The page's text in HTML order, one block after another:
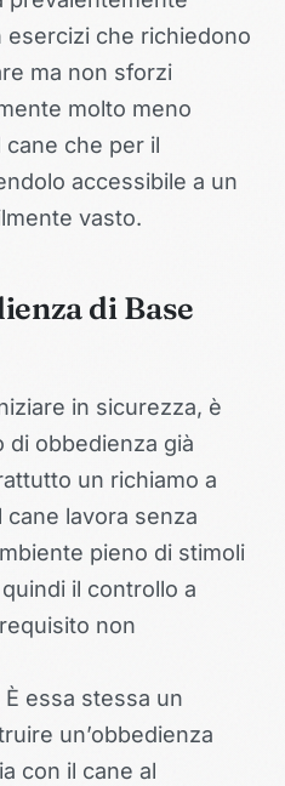
esercizi che richiedono
ma non sforzi
molto meno
che per il
accessibile a un
vasto.
di Base
in sicurezza, è
di obbedienza già
un richiamo a
cane lavora senza
pieno di stimoli
il controllo a
non
È essa stessa un
un’obbedienza
con il cane al